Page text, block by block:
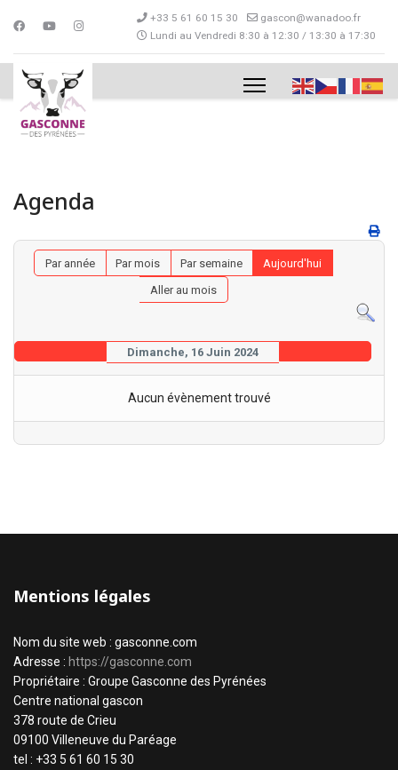
+33 5 61 60 15 30
gascon@wanadoo.fr
Lundi au Vendredi 8:30 à 12:30 / 13:30 à 17:30
Agenda
Par année Par mois Par semaine
Aujourd'hui
Aller au mois
Dimanche, 16 Juin 2024
Aucun évènement trouvé
Mentions légales
Nom du site web : gasconne.com
Adresse : https://gasconne.com
Propriétaire : Groupe Gasconne des Pyrénées
Centre national gascon
378 route de Crieu
09100 Villeneuve du Paréage
tel : +33 5 61 60 15 30